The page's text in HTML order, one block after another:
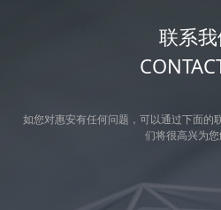
联系
如您对惠安有任何问题，可以通过下面的
们将很高兴为您